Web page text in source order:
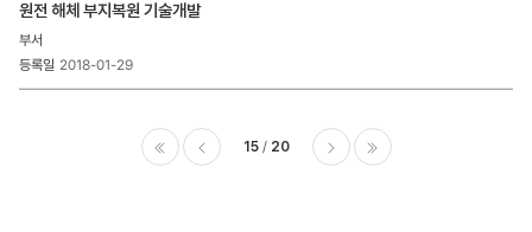
원전 해체 부지복원 기술개발
2018-01-29
15 20